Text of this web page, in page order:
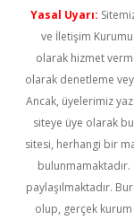
Yasal Uyarı:
ve İletişim Kurumu
olarak hizmet
olarak denetleme
Ancak, üyelerimiz
siteye üye olarak
sitesi, herhangi bir
bulunmamaktadır.
paylaşılmaktadır.
olup, gerçek kurum